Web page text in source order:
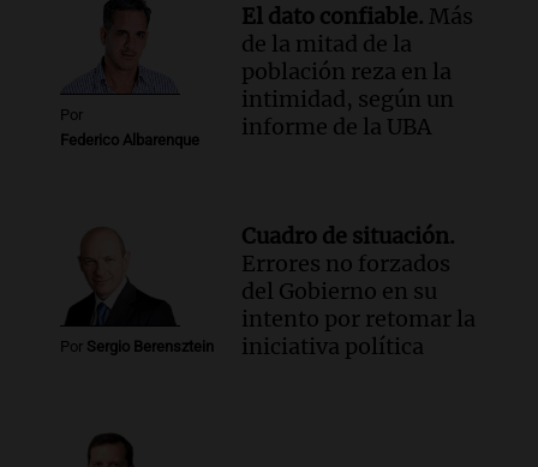
Por
Federico Albarenque
El dato confiable. Más
de la mitad de la
población reza en la
intimidad, según un
informe de la UBA
Por Sergio Berensztein
Cuadro de situación.
Errores no forzados
del Gobierno en su
intento por retomar la
iniciativa política